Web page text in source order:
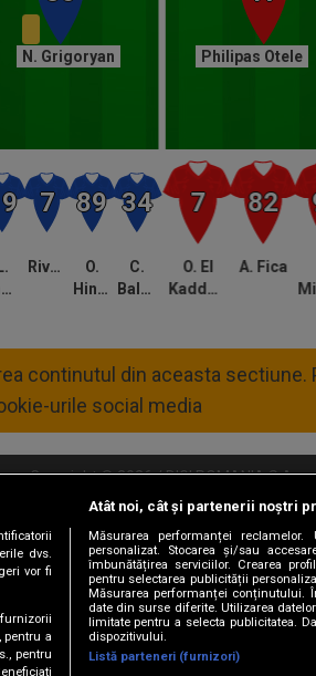
N. Grigoryan
L.
Andronache
Rivaldinho
O.
Hindrich
C.
Balgradean
Philipas Otele
A. Fica
O. El
Kaddouri
continutul din aceasta
urile social media
Copyright © 2026 / DIGI ROMANIA S.A.
Digi TV Frecvente Digi Sport Retransmisie
Versiune mobil
dvs.
vor fi
pentru a
pentru
Atât noi, cât și partenerii noștri
Măsurarea performanței
personalizat. Stocarea și/sau
îmbunătățirea serviciilor. Crearea
pentru selectarea publicității
Măsurarea performanței conținutului.
date din surse diferite. Utilizarea
limitate pentru a selecta publicitatea.
dispozitivului.
Listă parteneri (furnizori)